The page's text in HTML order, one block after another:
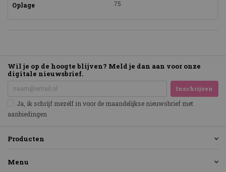
Oplage 75
Wil je op de hoogte blijven? Meld je dan aan voor onze
digitale nieuwsbrief.
Inschrijven
Ja, ik schrijf mezelf in voor de maandelijkse nieuwsbrief met
aanbiedingen
Producten
Menu